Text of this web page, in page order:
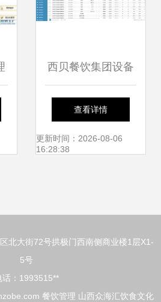
西贝餐饮集团设备
管理系统 智慧管理
的创新实践
查看详情
更新时间：2026-08-06
16:28:38
北大街72号拱极门西南侧商业楼1层X1-
5号
话：1993515**
餐饮管理 山西众海汇饮食文化